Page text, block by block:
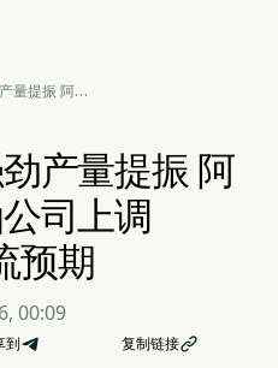
量提振 阿萨
产量提振 阿
司上调
预期
00:09
到 复制链接